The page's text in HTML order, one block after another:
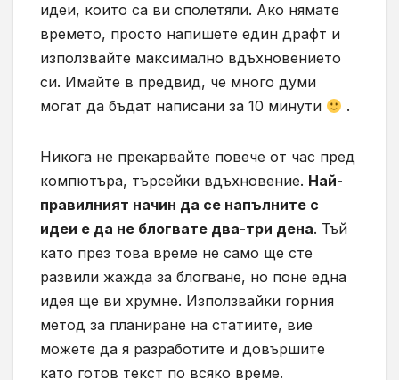
идеи, които са ви сполетяли. Ако нямате
времето, просто напишете един драфт и
използвайте максимално вдъхновението
си. Имайте в предвид, че много думи
могат да бъдат написани за 10 минути
.
Никога не прекарвайте повече от час пред
компютъра, търсейки вдъхновение. Най-
правилният начин да се напълните с
идеи е да не блогвате два-три дена. Тъй
като през това време не само ще сте
развили жажда за блогване, но поне една
идея ще ви хрумне. Използвайки горния
метод за планиране на статиите, вие
можете да я разработите и довършите
като готов текст по всяко време.